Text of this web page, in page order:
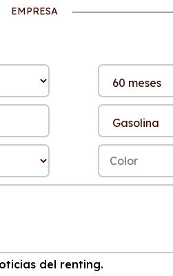
EMPRESA
del renting.